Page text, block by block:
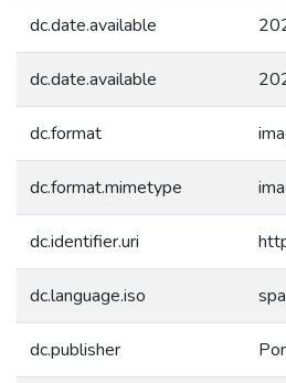
dc.date.available
dc.date.available
dc.format
dc.format.mimetype
dc.identifier.uri
dc.language.iso spa
dc.publisher